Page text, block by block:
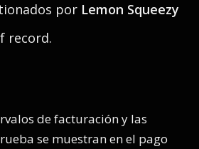
por Lemon Squeezy
record.
de facturación y las
se muestran en el pago